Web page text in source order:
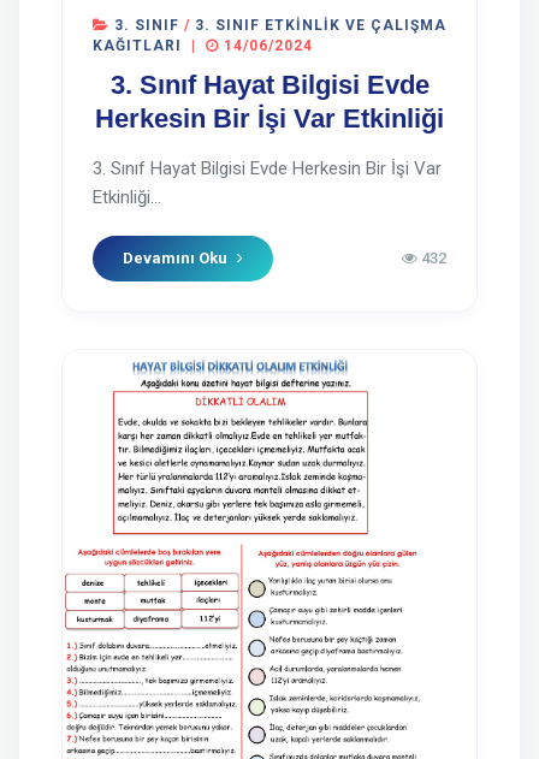
3. SINIF / 3. SINIF ETKINLIK VE ÇALIŞMA
KAĞITLARI
| 14/06/2024
3. Sınıf Hayat Bilgisi Evde
Herkesin Bir İşi Var Etkinliği
3. Sınıf Hayat Bilgisi Evde Herkesin Bir İşi Var
Etkinliği...
Devamını Oku 432